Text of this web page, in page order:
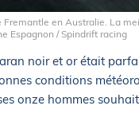
en Australie. La
Espagnon / Spindrift racing
noir et or était
conditions
onze hommes